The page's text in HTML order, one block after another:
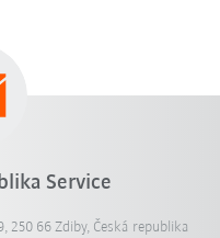
Service
250 66 Zdiby, Česká republika